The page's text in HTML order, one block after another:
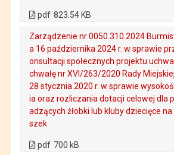
pdf 823.54 KB
Zarządzenie nr 0050.310.2024
a 16 października 2024 r. w sprawie
onsultacji społecznych projektu
chwałę nr XVI/263/2020 Rady
28 stycznia 2020 r. w sprawie
ia oraz rozliczania dotacji celowej dla
adzących żłobki lub kluby dziecięce
szek
pdf 700 kB